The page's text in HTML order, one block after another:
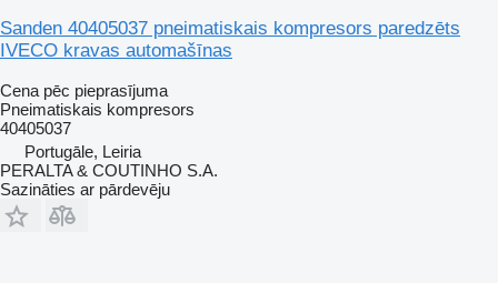
Sanden 40405037 pneimatiskais kompresors paredzēts
IVECO kravas automašīnas
Cena pēc pieprasījuma
Pneimatiskais kompresors
40405037
Portugāle, Leiria
PERALTA & COUTINHO S.A.
Sazināties ar pārdevēju